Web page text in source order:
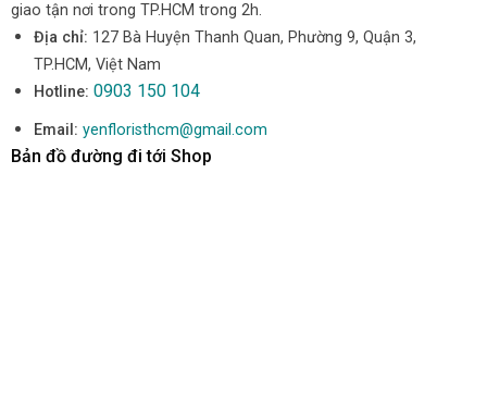
giao tận nơi trong TP.HCM trong 2h.
Địa chỉ: 127 Bà Huyện Thanh Quan, Phường 9, Quận 3,
TP.HCM, Việt Nam
Hotline: 0903 150 104
Email: yenfloristhcm@gmail.com
Bản đồ đường đi tới Shop